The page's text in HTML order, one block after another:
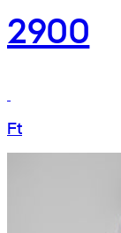
2900
Ft